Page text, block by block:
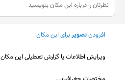
شنبه
یکشنبه
افزودنتصویربرای این مکان
ویرایش اطلاعات یا گزارش تعطیلی این مکان